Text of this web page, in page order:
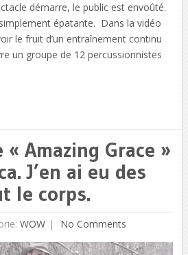
démarre, le public est envoûté.
épatante. Dans la vidéo
le fruit d’un entraînement continu
un groupe de 12 percussionnistes
« Amazing Grace »
J’en ai eu des
le corps.
WOW No Comments